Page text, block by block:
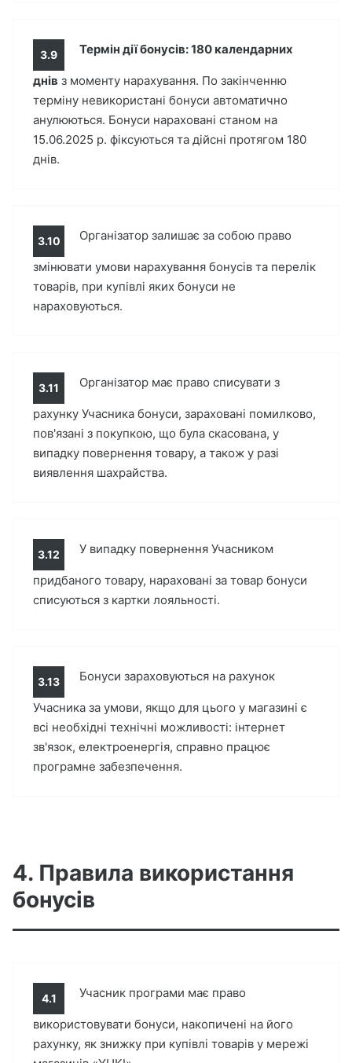
3.9 Термін дії бонусів: 180 календарних
днів з моменту нарахування. По закінченню
терміну невикористані бонуси автоматично
анулюються. Бонуси нараховані станом на
15.06.2025 р. фіксуються та дійсні протягом 180
днів.
3.10 Організатор залишає за собою право
змінювати умови нарахування бонусів та перелік
товарів, при купівлі яких бонуси не
нараховуються.
3.11 Організатор має право списувати з
рахунку Учасника бонуси, зараховані помилково,
пов'язані з покупкою, що була скасована, у
випадку повернення товару, а також у разі
виявлення шахрайства.
3.12 У випадку повернення Учасником
придбаного товару, нараховані за товар бонуси
списуються з картки лояльності.
3.13 Бонуси зараховуються на рахунок
Учасника за умови, якщо для цього у магазині є
всі необхідні технічні можливості: інтернет
зв'язок, електроенергія, справно працює
програмне забезпечення.
4. Правила використання
бонусів
4.1 Учасник програми має право
використовувати бонуси, накопичені на його
рахунку, як знижку при купівлі товарів у мережі